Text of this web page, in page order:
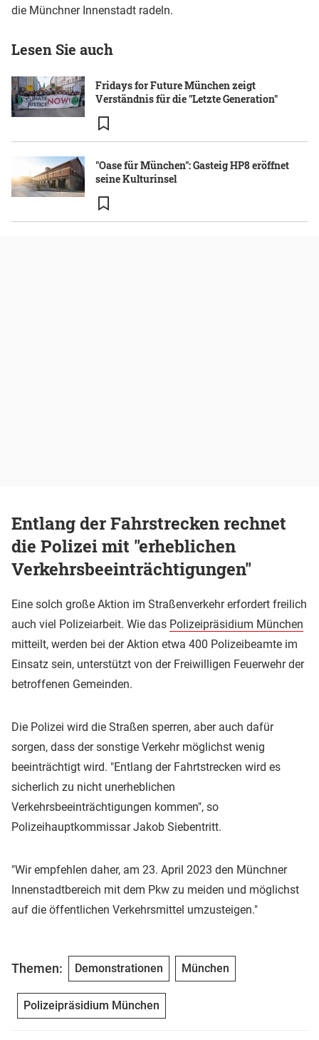
die Münchner Innenstadt radeln.
Lesen Sie auch
Fridays for Future München zeigt
Verständnis für die "Letzte Generation"
"Oase für München": Gasteig HP8 eröffnet
seine Kulturinsel
Entlang der Fahrstrecken rechnet
die Polizei mit "erheblichen
Verkehrsbeeinträchtigungen"
Eine solch große Aktion im Straßenverkehr erfordert freilich
auch viel Polizeiarbeit. Wie das Polizeipräsidium München
mitteilt, werden bei der Aktion etwa 400 Polizeibeamte im
Einsatz sein, unterstützt von der Freiwilligen Feuerwehr der
betroffenen Gemeinden.
Die Polizei wird die Straßen sperren, aber auch dafür
sorgen, dass der sonstige Verkehr möglichst wenig
beeinträchtigt wird. "Entlang der Fahrtstrecken wird es
sicherlich zu nicht unerheblichen
Verkehrsbeeinträchtigungen kommen", so
Polizeihauptkommissar Jakob Siebentritt.
"Wir empfehlen daher, am 23. April 2023 den Münchner
Innenstadtbereich mit dem Pkw zu meiden und möglichst
auf die öffentlichen Verkehrsmittel umzusteigen."
Themen: Demonstrationen München
Polizeipräsidium München